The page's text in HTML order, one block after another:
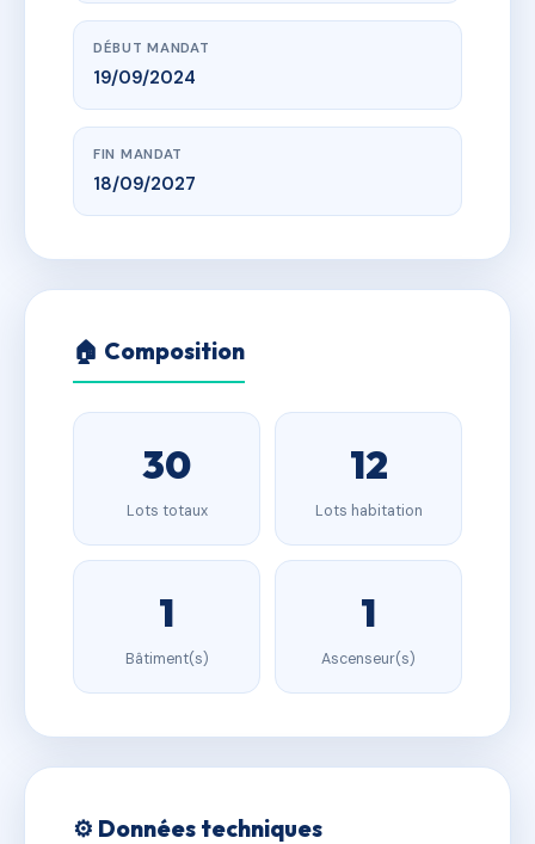
DÉBUT MANDAT
19/09/2024
FIN MANDAT
18/09/2027
🏠 Composition
30
Lots totaux
12
Lots habitation
1
Bâtiment(s)
1
Ascenseur(s)
⚙️ Données techniques